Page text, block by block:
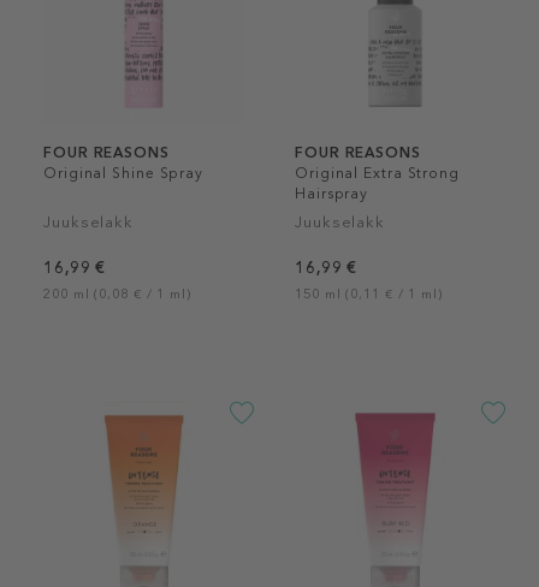
FOUR REASONS
Original Shine Spray
Juukselakk
16,99 €
200 ml (0,08 € / 1 ml)
FOUR REASONS
Original Extra Strong
Hairspray
Juukselakk
16,99 €
150 ml (0,11 € / 1 ml)